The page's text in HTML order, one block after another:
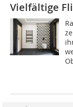
Vielfältige